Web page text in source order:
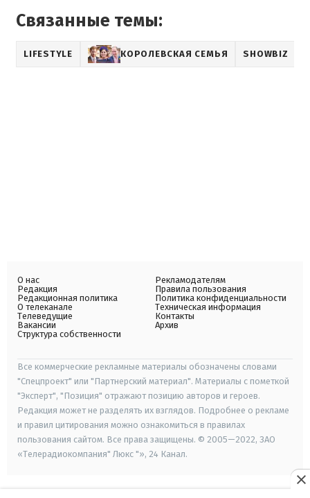
Связанные темы:
LIFESTYLE КОРОЛЕВСКАЯ СЕМЬЯ SHOWBIZ
О нас
Редакция
Редакционная политика
О телеканале
Телеведущие
Вакансии
Структура собственности
Рекламодателям
Правила пользования
Политика конфиденциальности
Техническая информация
Контакты
Архив
Все коммерческие рекламные материалы обозначены словами
"Спецпроект" или "Партнерский материал". Материалы с пометкой
"Эксперт", "Позиция" отражают позицию авторов и героев.
Редакция может не разделять их взглядов. Подробнее о рекламе
и правил цитирования можно ознакомиться в правилах
пользования сайтом. Все права защищены. © 2005—2022, ЗАО
«Телерадиокомпания" Люкс "», 24 Канал.